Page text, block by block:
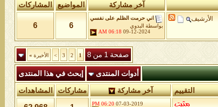
آخر مشاركة المواضيع المشاركات
الأرشيف
اني حرمت الظلم على نفسي
بواسطة
البدوي
09-12-2024
06:18 AM
6
6
صفحة 1 من 8 1
2
3
> الأخيرة »
أدوات المنتدى إبحث في هذا المنتدى
التقييم آخر مشاركة مشاركات المشاهدات
07-03-2019
06:20 PM